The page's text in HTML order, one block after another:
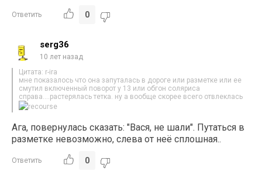
Ответить 0
serg36
10 лет назад
Цитата: r-ira
мне показалось что она запуталась в дороге или разметке или ее
смутил включенный поворот у 13 или обгон соляриса
справа….растерялась тетка. ну а вообще скорее всего отвлеклась
Ага, повернулась сказать: "Вася, не шали". Путаться в
разметке невозможно, слева от неё сплошная..
Ответить 0